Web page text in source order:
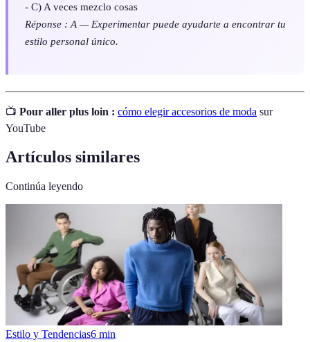
- C) A veces mezclo cosas
Réponse : A — Experimentar puede ayudarte a encontrar tu
estilo personal único.
📺 Pour aller plus loin : cómo elegir accesorios de moda sur
YouTube
Artículos similares
Continúa leyendo
Estilo y Tendencias6 min